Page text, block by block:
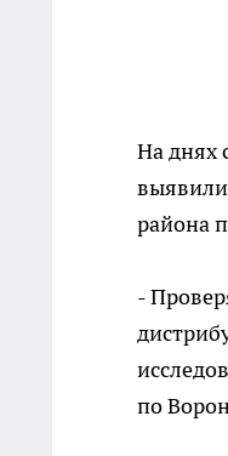
На днях
района
-
по